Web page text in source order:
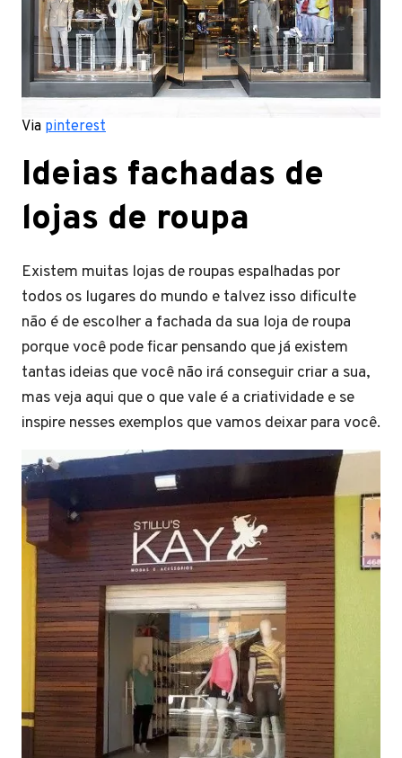
Via pinterest
Ideias fachadas de
lojas de roupa
Existem muitas lojas de roupas espalhadas por
todos os lugares do mundo e talvez isso dificulte
não é de escolher a fachada da sua loja de roupa
porque você pode ficar pensando que já existem
tantas ideias que você não irá conseguir criar a sua,
mas veja aqui que o que vale é a criatividade e se
inspire nesses exemplos que vamos deixar para você.